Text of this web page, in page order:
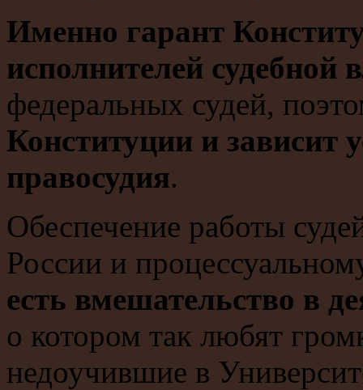
Именно гарант
исполнителей судебной
федеральных судей,
Конституции и зависит
правосудия.
Обеспечение работы
России и
есть вмешательство в
о котором так любят
недоучившие в